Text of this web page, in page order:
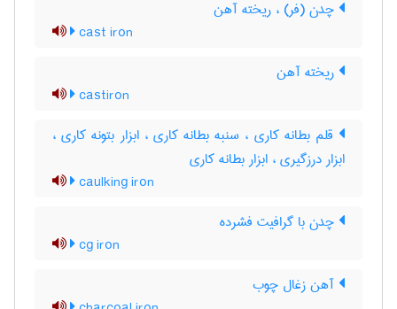
چدن (فر) ، ریخته آهن
cast iron
ریخته آهن
castiron
قلم بطانه کاری ، سنبه بطانه کاری ، ابزار بتونه کاری ،
ابزار درزگیری ، ابزار بطانه کاری
caulking iron
چدن با گرافیت فشرده
cg iron
آهن زغال چوب